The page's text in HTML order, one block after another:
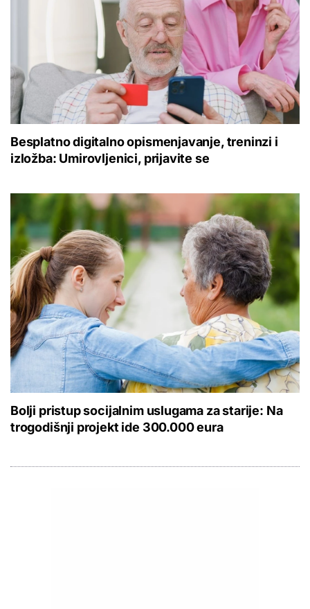
Besplatno digitalno opismenjavanje, treninzi i
izložba: Umirovljenici, prijavite se
Bolji pristup socijalnim uslugama za starije: Na
trogodišnji projekt ide 300.000 eura